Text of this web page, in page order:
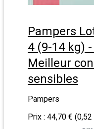
Pampers
4 (9-14 kg)
Meilleur
sensibles
Pampers
Prix : 44,70 €